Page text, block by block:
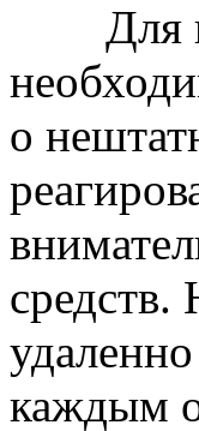
Для
о
средств.
каждым